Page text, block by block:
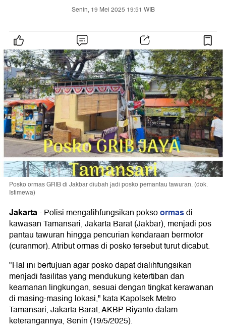
Senin, 19 Mei 2025 19:51 WIB
Posko ormas GRIB di Jakbar diubah jadi posko pemantau tawuran. (dok.
Istimewa)
Jakarta-Polisi mengalihfungsikan poksoormasdi
kawasan Tamansari, Jakarta Barat (Jakbar), menjadi pos
pantau tawuran hingga pencurian kendaraan bermotor
(curanmor). Atribut ormas di posko tersebut turut dicabut.
"Hal ini bertujuan agar posko dapat dialihfungsikan
menjadi fasilitas yang mendukung ketertiban dan
keamanan lingkungan, sesuai dengan tingkat kerawanan
di masing-masing lokasi," kata Kapolsek Metro
Tamansari, Jakarta Barat, AKBP Riyanto dalam
keterangannya, Senin (19/5/2025).